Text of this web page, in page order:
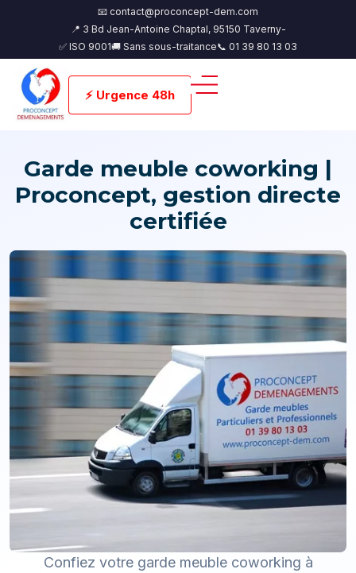
📧 contact@proconcept-dem.com
📍 3 Bd Jean-Antoine Chaptal, 95150 Taverny-
✅ ISO 9001🚚 Sans sous-traitance📞 01 39 80 13 03
⚡ Urgence 48h
Garde meuble coworking |
Proconcept, gestion directe
certifiée
Confiez votre garde meuble coworking à